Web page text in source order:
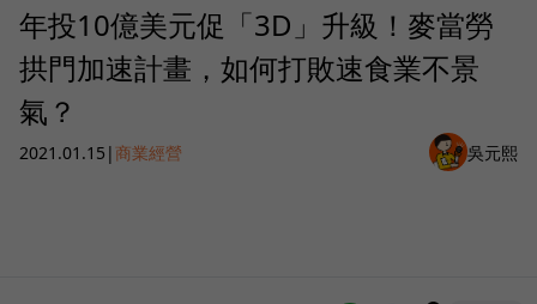
年投10億美元促「3D」升級！麥當勞
拱門加速計畫，如何打敗速食業不景
氣？
2021.01.15 |商業經營 吳元熙